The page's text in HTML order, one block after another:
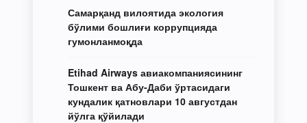
Самарқанд вилоятида экология
бўлими бошлиғи коррупцияда
гумонланмоқда
Etihad Airways авиакомпаниясининг
Тошкент ва Абу-Даби ўртасидаги
кундалик қатновлари 10 августдан
йўлга қўйилади